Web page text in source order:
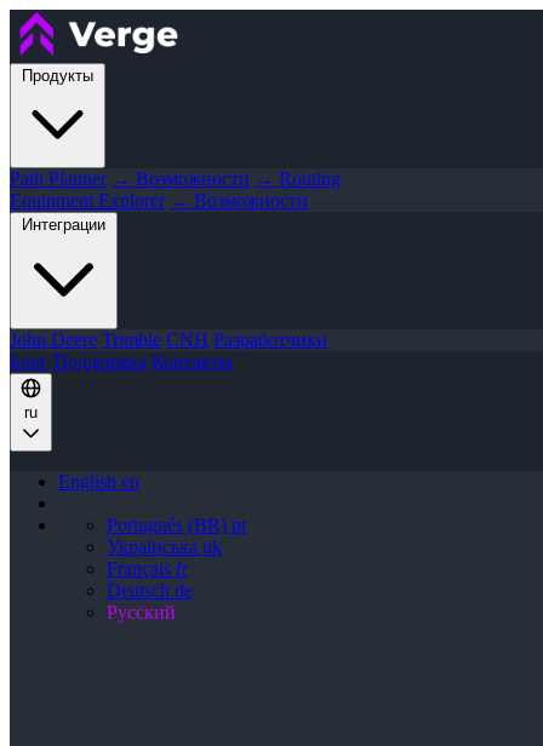
Продукты
Path Planner → Возможности → Routing
Equipment Explorer → Возможности
Интеграции
John Deere Trimble CNH Разработчики
Блог Поддержка Контакты
ru
English en
Português (BR) pt
Українська uk
Français fr
Deutsch de
Русский